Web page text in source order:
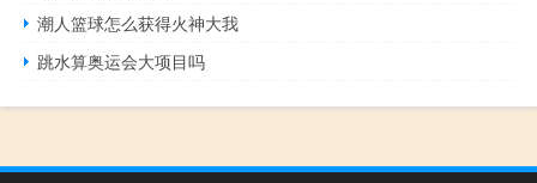
潮人篮球怎么获得火神大我
跳水算奥运会大项目吗